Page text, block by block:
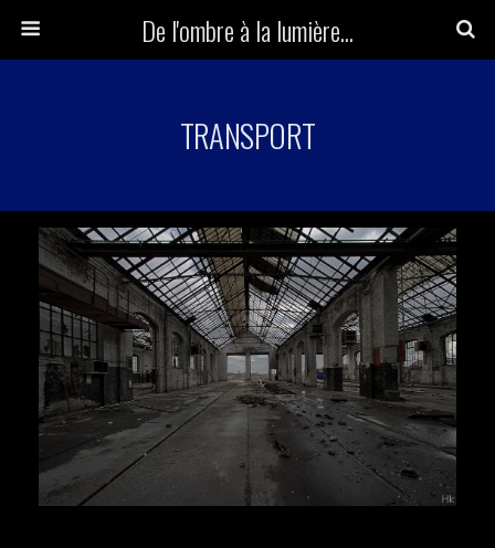
De l'ombre à la lumière...
TRANSPORT
Herr Kolonel
Voir la suite